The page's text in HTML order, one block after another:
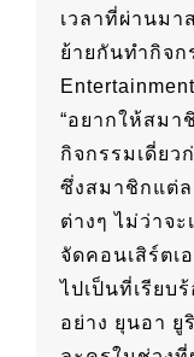
เวลาที่ผ่านมา
ย้ายกันทำกิจก
“อยากให้สมา
กิจกรรมเดี่ยว
ซึ่งสมาชิกแต่ล
ต่างๆ ไม่ว่าจ
จัดคอนเสิร์ตเ
ไปเป็นที่เรียบ
อย่าง ยุนอา ยู